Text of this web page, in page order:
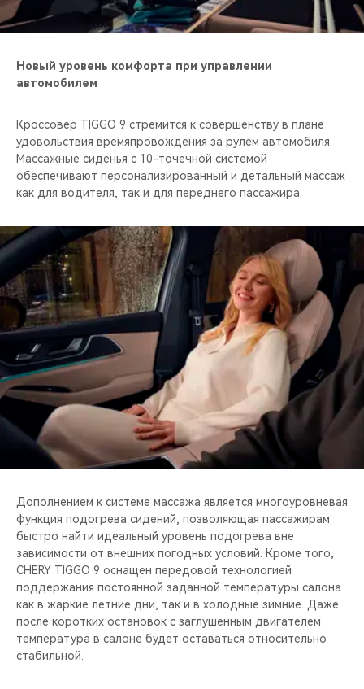
Новый уровень комфорта при управлении
автомобилем
Кроссовер TIGGO 9 стремится к совершенству в плане
удовольствия времяпровождения за рулем автомобиля.
Массажные сиденья с 10-точечной системой
обеспечивают персонализированный и детальный массаж
как для водителя, так и для переднего пассажира.
Дополнением к системе массажа является многоуровневая
функция подогрева сидений, позволяющая пассажирам
быстро найти идеальный уровень подогрева вне
зависимости от внешних погодных условий. Кроме того,
CHERY TIGGO 9 оснащен передовой технологией
поддержания постоянной заданной температуры салона
как в жаркие летние дни, так и в холодные зимние. Даже
после коротких остановок с заглушенным двигателем
температура в салоне будет оставаться относительно
стабильной.